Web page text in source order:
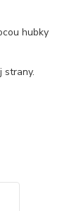
hubky
strany.